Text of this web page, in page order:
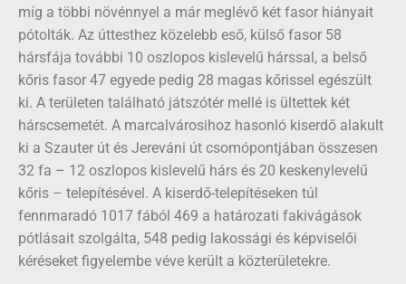
míg a többi növénnyel a már meglévő két fasor hiányait
pótolták. Az úttesthez közelebb eső, külső fasor 58
hársfája további 10 oszlopos kislevelű hárssal, a belső
kőris fasor 47 egyede pedig 28 magas kőrissel egészült
ki. A területen található játszótér mellé is ültettek két
hárscsemetét. A marcalvárosihoz hasonló kiserdő alakult
ki a Szauter út és Jereváni út csomópontjában összesen
32 fa – 12 oszlopos kislevelű hárs és 20 keskenylevelű
kőris – telepítésével. A kiserdő-telepítéseken túl
fennmaradó 1017 fából 469 a határozati fakivágások
pótlásait szolgálta, 548 pedig lakossági és képviselői
kéréseket figyelembe véve került a közterületekre.